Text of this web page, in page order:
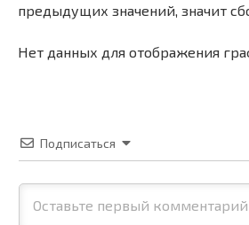
предыдущих значений, значит
Нет данных для отображения
Подписаться